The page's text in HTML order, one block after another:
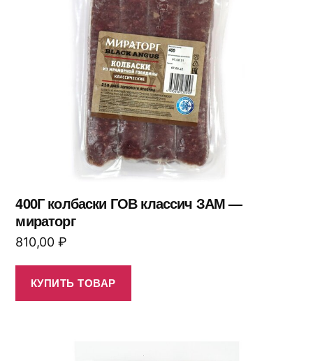
400Г колбаски ГОВ классич ЗАМ —
мираторг
810,00 ₽
КУПИТЬ ТОВАР